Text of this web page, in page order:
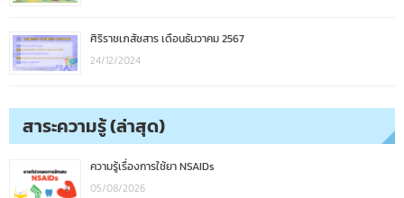
ศิริราชเภสัชสาร เดือนธันวาคม 2567
24/12/2024
สาระความรู้ (ล่าสุด)
ความรู้เรื่องการใช้ยา NSAIDs
05/08/2026